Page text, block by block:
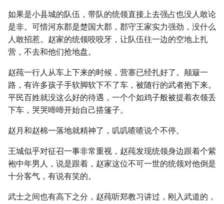
如果是小县城的队伍，带队的统领直接上去强占也没人敢论
是非。可惜河东郡是楚国大郡，郡守王家实力强劲，没什么
人敢招惹。赵家的统领咬咬牙，让队伍往一边的空地上扎
营，不去和他们抢地盘。
赵莼一行人从车上下来的时候，营寨已经扎好了。颠簸一
路，有许多孩子手软脚软下不了车，被随行的武者抱下来。
平民百姓就没这么好的待遇，一个个如鸡子般被提着衣领丢
下车，哭哭啼啼开始自己搭篷子。
赵月和赵棉一落地就精神了，叽叽喳喳说个不停。
王城似乎对征召一事非常重视，赵莼发现统领身边跟着个紫
袍中年男人，说是跟着，赵家这位不可一世的统领对他倒是
十分客气，有说有笑的。
武士之间也有高下之分，赵莼听郑教习讲过，刚入武道的，